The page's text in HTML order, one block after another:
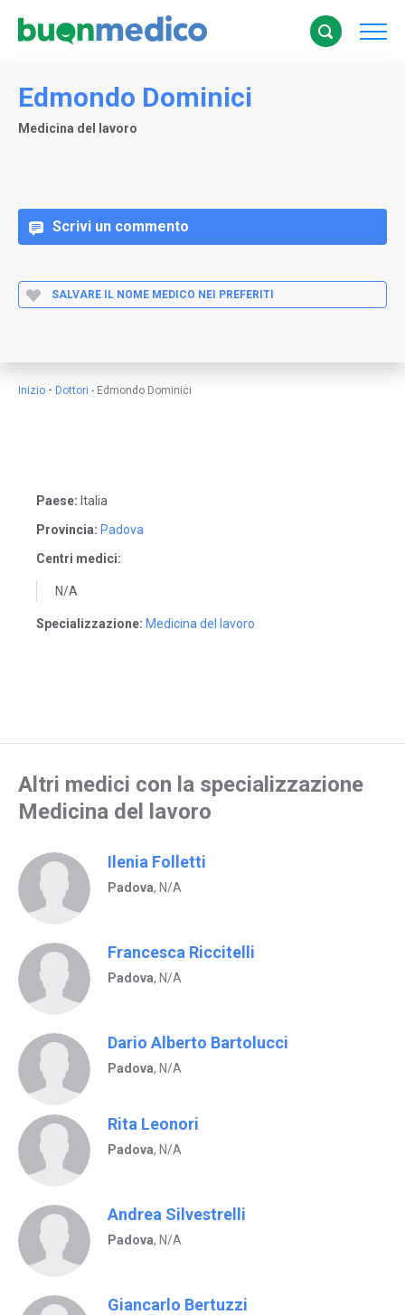
Edmondo Dominici
Medicina del lavoro
Scrivi un commento
SALVARE IL NOME MEDICO NEI PREFERITI
Inizio - Dottori - Edmondo Dominici
Paese: Italia
Provincia: Padova
Centri medici:
N/A
Specializzazione: Medicina del lavoro
Altri medici con la specializzazione
Medicina del lavoro
Ilenia Folletti
Padova, N/A
Francesca Riccitelli
Padova, N/A
Dario Alberto Bartolucci
Padova, N/A
Rita Leonori
Padova, N/A
Andrea Silvestrelli
Padova, N/A
Giancarlo Bertuzzi